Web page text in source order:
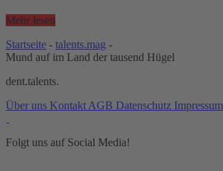
Mehr lesen
Startseite - talents.mag -
Mund auf im Land der tausend Hügel
dent.talents.
Über uns Kontakt AGB Datenschutz Impressum
Folgt uns auf Social Media!